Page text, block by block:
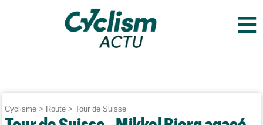
≡
Cyclisme > Route >Tour de Suisse